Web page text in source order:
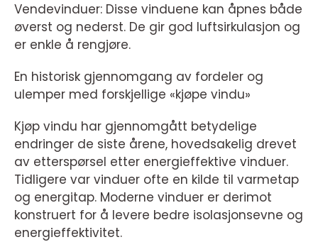
Vendevinduer: Disse vinduene kan åpnes både
øverst og nederst. De gir god luftsirkulasjon og
er enkle å rengjøre.
En historisk gjennomgang av fordeler og
ulemper med forskjellige «kjøpe vindu»
Kjøp vindu har gjennomgått betydelige
endringer de siste årene, hovedsakelig drevet
av etterspørsel etter energieffektive vinduer.
Tidligere var vinduer ofte en kilde til varmetap
og energitap. Moderne vinduer er derimot
konstruert for å levere bedre isolasjonsevne og
energieffektivitet.